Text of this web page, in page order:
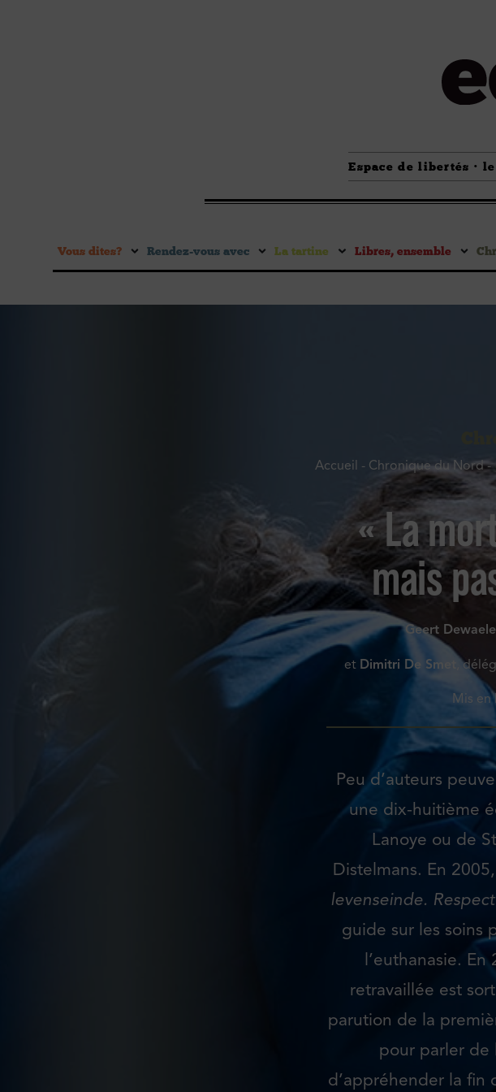
Espace de libertés ·
Vous dites ? Rendez-vous avec La tartine Libres, ensemble
Accueil - Chronique du Nord-
« La
mais
Geert Dewaele
et Dimitri De Smet ,
Mis en
Peu d’auteurs
une dix-huitième
Lanoye ou de
Distelmans. En
levenseinde.
guide sur les soins
l’euthanasie.
retravaillée est
parution de la
pour parler de
d’appréhender la fin